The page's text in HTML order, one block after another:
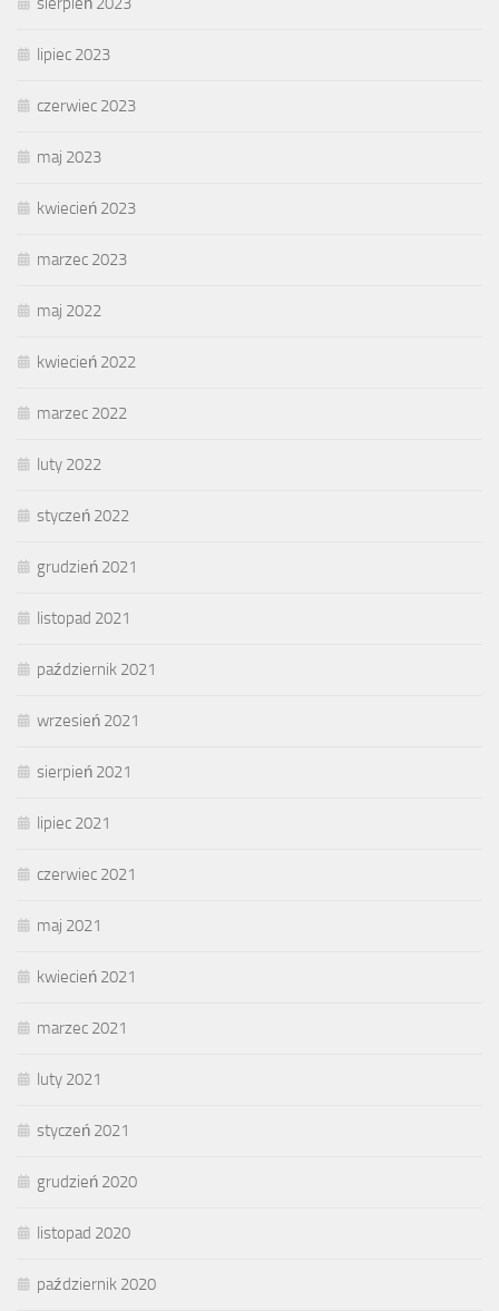
lipiec 2023
czerwiec 2023
maj 2023
kwiecień 2023
marzec 2023
maj 2022
kwiecień 2022
marzec 2022
luty 2022
styczeń 2022
grudzień 2021
listopad 2021
październik 2021
wrzesień 2021
sierpień 2021
lipiec 2021
czerwiec 2021
maj 2021
kwiecień 2021
marzec 2021
luty 2021
styczeń 2021
grudzień 2020
listopad 2020
październik 2020